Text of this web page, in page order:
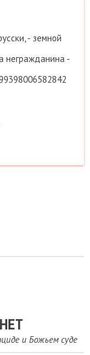
- земной
негражданина -
и Божьем суде